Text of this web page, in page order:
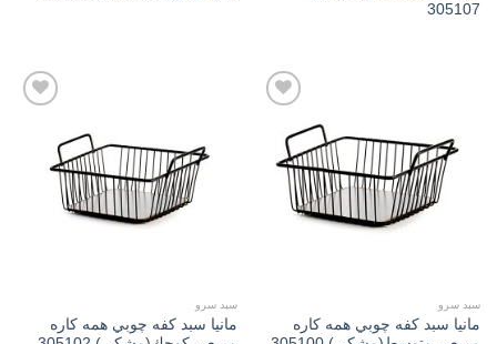
305107
Add to
wishlist
سبد سرو
مانیا سبد كفه چوبي همه كاره
wishlist
سبد سرو
مانیا سبد كفه چوبي همه كاره